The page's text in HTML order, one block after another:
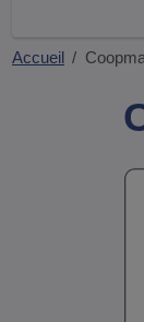
Accueil